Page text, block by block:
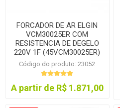
FORCADOR DE AR ELGIN
VCM30025ER COM
RESISTENCIA DE DEGELO
220V 1F (45VCM30025ER)
Código do produto: 23052
A partir de R$ 1.871,00